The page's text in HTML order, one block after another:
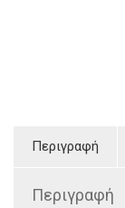
Περιγραφή
Περιγραφή